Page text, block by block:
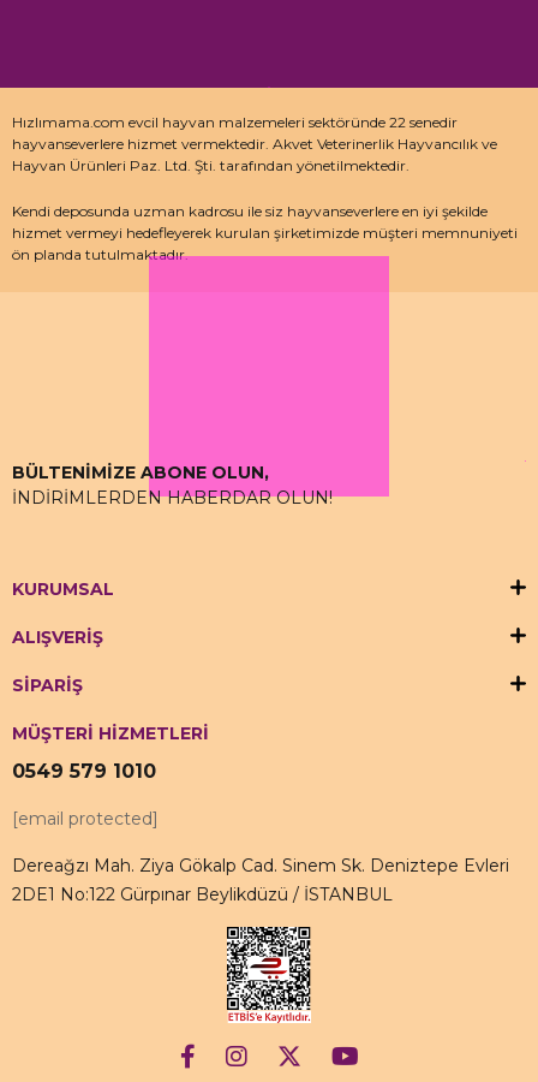
Hızlımama.com evcil hayvan malzemeleri sektöründe 22 senedir
hayvanseverlere hizmet vermektedir. Akvet Veterinerlik Hayvancılık ve
Hayvan Ürünleri Paz. Ltd. Şti. tarafından yönetilmektedir.
Kendi deposunda uzman kadrosu ile siz hayvanseverlere en iyi şekilde
hizmet vermeyi hedefleyerek kurulan şirketimizde müşteri memnuniyeti
ön planda tutulmaktadır.
BÜLTENİMİZE ABONE OLUN,
İNDİRİMLERDEN HABERDAR OLUN!
KURUMSAL
ALIŞVERİŞ
SİPARİŞ
MÜŞTERİ HİZMETLERİ
0549 579 1010
[email protected]
Dereağzı Mah. Ziya Gökalp Cad. Sinem Sk. Deniztepe Evleri
2DE1 No:122 Gürpınar Beylikdüzü / İSTANBUL